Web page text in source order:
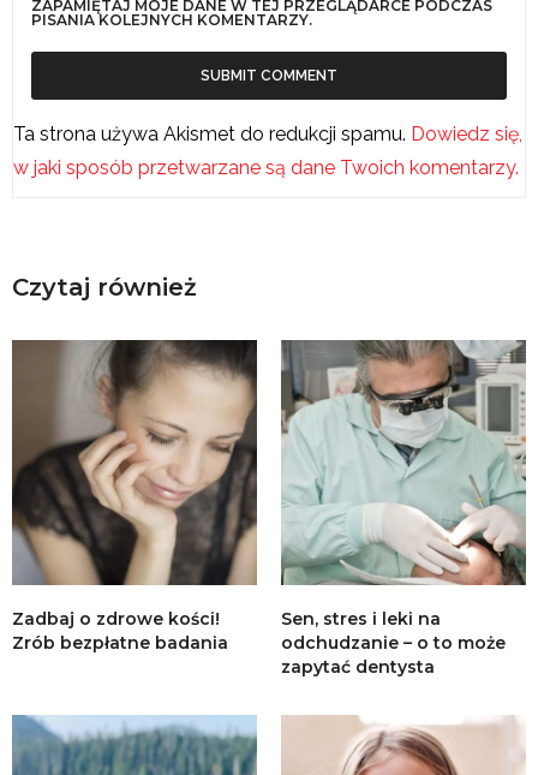
ZAPAMIĘTAJ MOJE DANE W TEJ PRZEGLĄDARCE PODCZAS
PISANIA KOLEJNYCH KOMENTARZY.
Ta strona używa Akismet do redukcji spamu. Dowiedz się,
w jaki sposób przetwarzane są dane Twoich komentarzy.
Czytaj również
Zadbaj o zdrowe kości!
Zrób bezpłatne badania
Sen, stres i leki na
odchudzanie – o to może
zapytać dentysta